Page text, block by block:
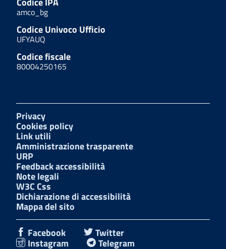
amco_bg
Codice Univoco Ufficio
UFYAUQ
Codice fiscale
80004250165
Privacy
Cookies policy
Link utili
Amministrazione trasparente
URP
Feedback accessibilità
Note legali
W3C Css
Dichiarazione di accessibilità
Mappa del sito
Facebook
Twitter
Instagram Telegram